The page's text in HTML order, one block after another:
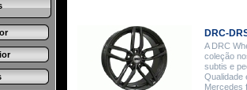
DRC-
A DRC
coleção
subtis e
Qualidade
Mercedes